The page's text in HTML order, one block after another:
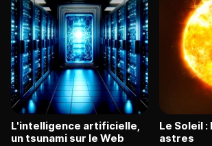
L'intelligence artificielle,
un tsunami sur le Web
Le Soleil
astres